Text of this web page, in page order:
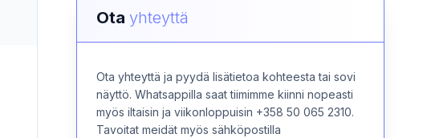
Ota yhteyttä
Ota yhteyttä ja pyydä lisätietoa kohteesta tai sovi
näyttö. Whatsappilla saat tiimimme kiinni nopeasti
myös iltaisin ja viikonloppuisin +358 50 065 2310.
Tavoitat meidät myös sähköpostilla